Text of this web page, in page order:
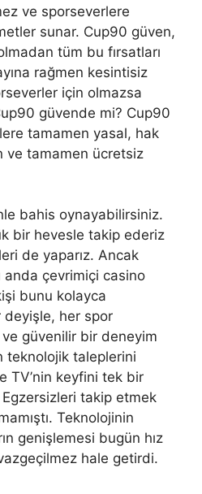
ve sporseverlere
sunar. Cup90 güven,
tüm bu fırsatları
rağmen kesintisiz
için olmazsa
güvende mi? Cup90
tamamen yasal, hak
ve tamamen ücretsiz
bahis oynayabilirsiniz.
bir hevesle takip ederiz
de yaparız. Ancak
çevrimiçi casino
bunu kolayca
deyişle, her spor
ve güvenilir bir deneyim
teknolojik taleplerini
TV’nin keyfini tek bir
Egzersizleri takip etmek
Teknolojinin
genişlemesi bugün hız
hale getirdi.